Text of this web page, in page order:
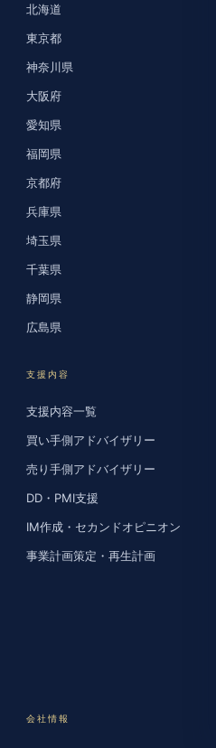
北海道
東京都
神奈川県
大阪府
愛知県
福岡県
京都府
兵庫県
埼玉県
千葉県
静岡県
広島県
支援内容
支援内容一覧
買い手側アドバイザリー
売り手側アドバイザリー
DD・PMI支援
IM作成・セカンドオピニオン
事業計画策定・再生計画
会社情報